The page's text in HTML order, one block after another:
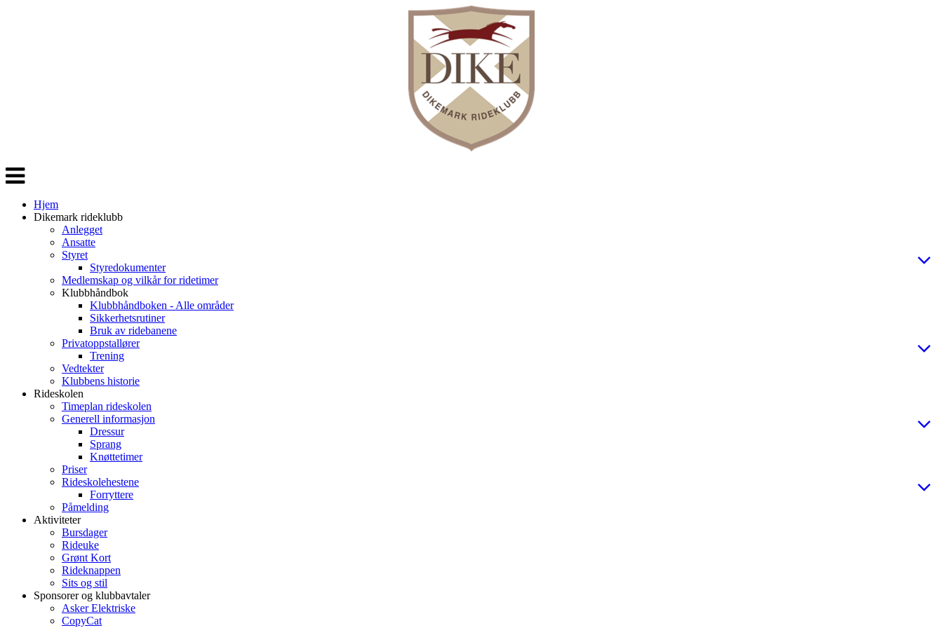
Veksle
navigasjon
Hjem
Dikemark rideklubb
Anlegget
Ansatte
Styret
Styredokumenter
Medlemskap og vilkår for ridetimer
Klubbhåndbok
Klubbhåndboken - Alle områder
Sikkerhetsrutiner
Bruk av ridebanene
Privatoppstallører
Trening
Vedtekter
Klubbens historie
Rideskolen
Timeplan rideskolen
Generell informasjon
Dressur
Sprang
Knøttetimer
Priser
Rideskolehestene
Forryttere
Påmelding
Aktiviteter
Bursdager
Rideuke
Grønt Kort
Rideknappen
Sits og stil
Sponsorer og klubbavtaler
Asker Elektriske
CopyCat